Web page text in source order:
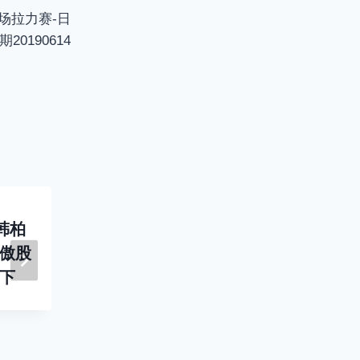
e
n
拉力赛-日
期20190614
柏
股